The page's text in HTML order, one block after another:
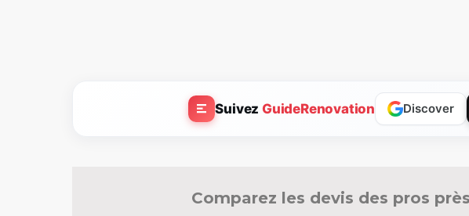
SuivezGuideRenovation Discover
Comparez les devis des pros